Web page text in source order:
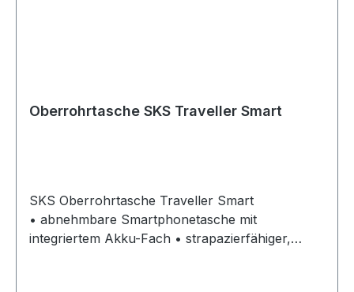
Oberrohrtasche SKS Traveller Smart
SKS Oberrohrtasche Traveller Smart
• abnehmbare Smartphonetasche mit
integriertem Akku-Fach • strapazierfähiger,